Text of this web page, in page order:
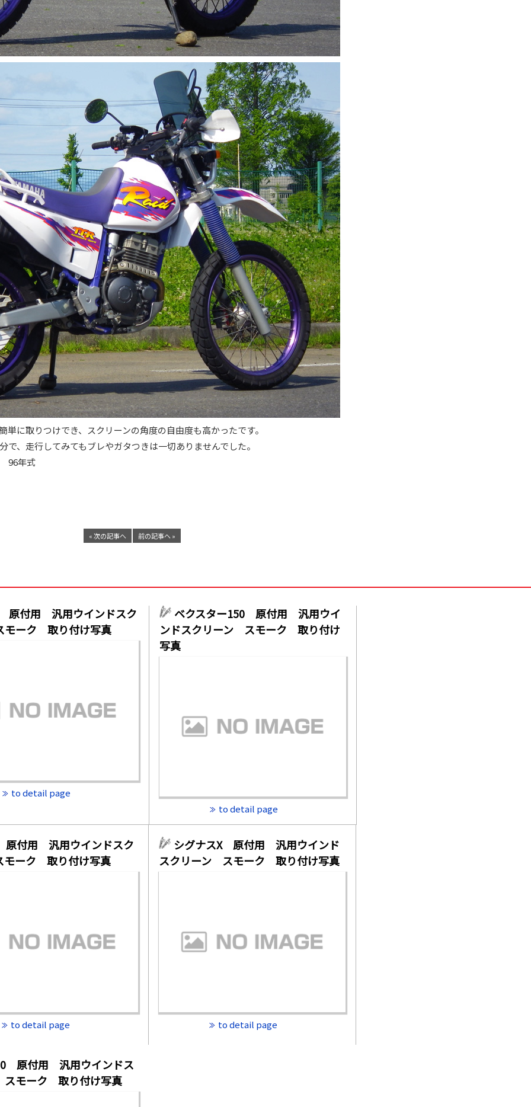
単に取りつけでき、スクリーンの角度の自由度も高かったです。
で、走行してみてもブレやガタつきは一切ありませんでした。
96年式
« 次の記事へ 前の記事へ »
原付用 汎用ウインドスク
ーク 取り付け写真
to detail page
ベクスター150 原付用 汎用ウイ
ンドスクリーン スモーク 取り付け
写真
to detail page
付用 汎用ウインドスク
ーク 取り付け写真
to detail page
シグナスX 原付用 汎用ウインド
スクリーン スモーク 取り付け写真
to detail page
原付用 汎用ウインドス
モーク 取り付け写真